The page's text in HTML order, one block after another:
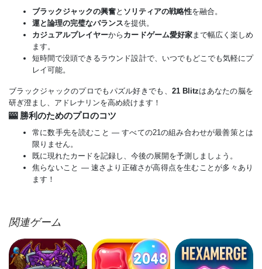
ブラックジャックの興奮と ソリティアの戦略性を融合。
運と論理の完璧なバランスを提供。
カジュアルプレイヤーから カードゲーム愛好家まで幅広く楽しめ
ます。
短時間で没頭できるラウンド設計で、いつでもどこでも気軽にプ
レイ可能。
ブラックジャックのプロでもパズル好きでも、 21 Blitzはあなたの脳を
研ぎ澄まし、アドレナリンを高め続けます！
🎰 勝利のためのプロのコツ
常に数手先を読むこと — すべての21の組み合わせが最善策とは
限りません。
既に現れたカードを記録し、今後の展開を予測しましょう。
焦らないこと — 速さより正確さが高得点を生むことが多々あり
ます！
関連ゲーム